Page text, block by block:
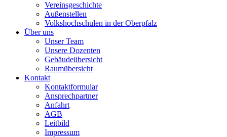
Vereinsgeschichte
Außenstellen
Volkshochschulen in der Oberpfalz
Über uns
Unser Team
Unsere Dozenten
Gebäudeübersicht
Raumübersicht
Kontakt
Kontaktformular
Ansprechpartner
Anfahrt
AGB
Leitbild
Impressum